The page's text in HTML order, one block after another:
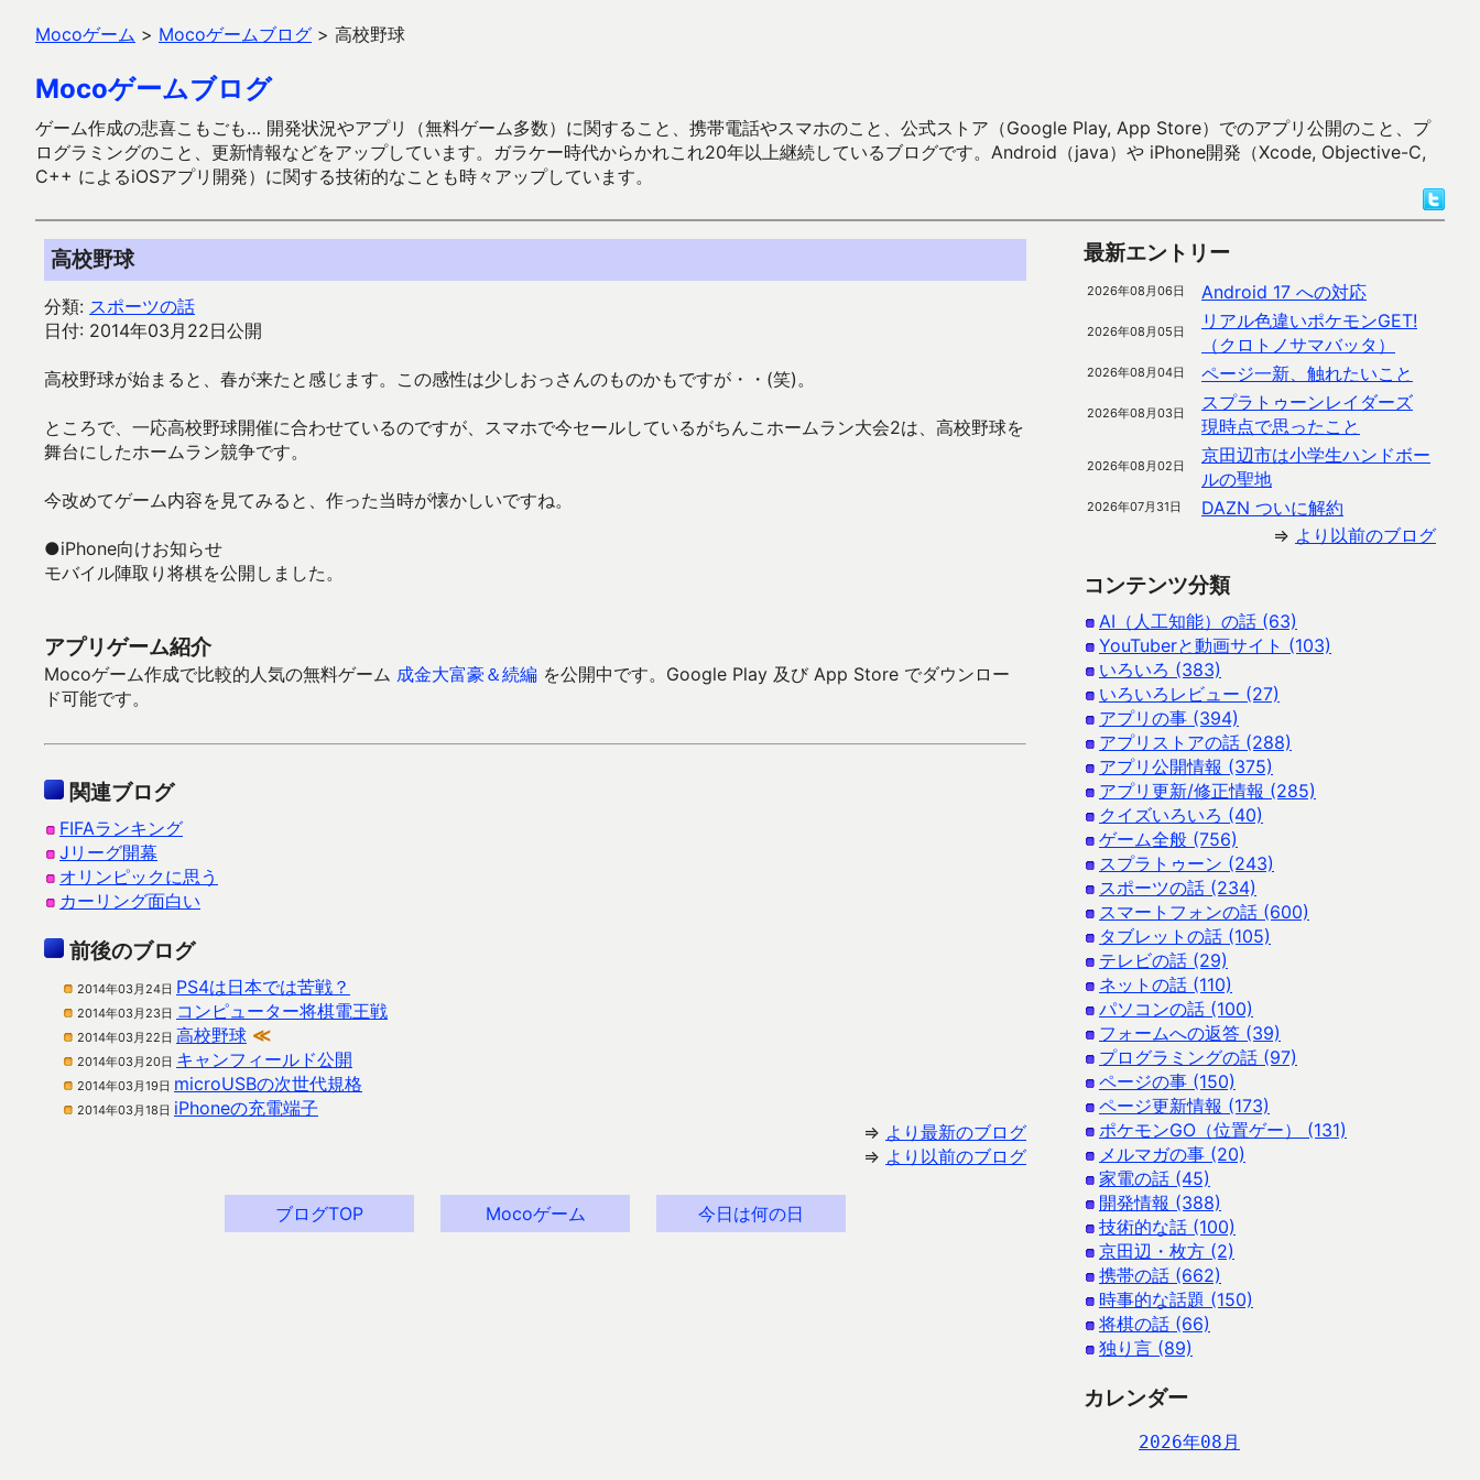
Mocoゲーム > Mocoゲームブログ > 高校野球
Mocoゲームブログ
ゲーム作成の悲喜こもごも… 開発状況やアプリ（無料ゲーム多数）に関すること、携帯電話やスマホのこと、公式ストア（Google Play, App Store）でのアプリ公開のこと、プ
ログラミングのこと、更新情報などをアップしています。ガラケー時代からかれこれ20年以上継続しているブログです。Android（java）や iPhone開発（Xcode, Objective-C,
C++ によるiOSアプリ開発）に関する技術的なことも時々アップしています。
高校野球
分類: スポーツの話
日付: 2014年03月22日公開
高校野球が始まると、春が来たと感じます。この感性は少しおっさんのものかもですが・・(笑)。
ところで、一応高校野球開催に合わせているのですが、スマホで今セールしているがちんこホームラン大会2は、高校野球を
舞台にしたホームラン競争です。
今改めてゲーム内容を見てみると、作った当時が懐かしいですね。
●iPhone向けお知らせ
モバイル陣取り将棋を公開しました。
アプリゲーム紹介
Mocoゲーム作成で比較的人気の無料ゲーム 成金大富豪＆続編 を公開中です。Google Play 及び App Store でダウンロー
ド可能です。
関連ブログ
FIFAランキング
Jリーグ開幕
オリンピックに思う
カーリング面白い
前後のブログ
2014年03月24日 PS4は日本では苦戦？
2014年03月23日 コンピューター将棋電王戦
2014年03月22日 高校野球 ≪
2014年03月20日 キャンフィールド公開
2014年03月19日 microUSBの次世代規格
2014年03月18日 iPhoneの充電端子
⇒ より最新のブログ
⇒ より以前のブログ
ブログTOP Mocoゲーム 今日は何の日
最新エントリー
2026年08月06日 Android 17 への対応
2026年08月05日
リアル色違いポケモンGET!
（クロトノサマバッタ）
2026年08月04日 ページ一新、触れたいこと
2026年08月03日
スプラトゥーンレイダーズ
現時点で思ったこと
2026年08月02日
京田辺市は小学生ハンドボー
ルの聖地
2026年07月31日
DAZN ついに解約
⇒ より以前のブログ
コンテンツ分類
AI（人工知能）の話 (63)
YouTuberと動画サイト (103)
いろいろ (383)
いろいろレビュー (27)
アプリの事 (394)
アプリストアの話 (288)
アプリ公開情報 (375)
アプリ更新/修正情報 (285)
クイズいろいろ (40)
ゲーム全般 (756)
スプラトゥーン (243)
スポーツの話 (234)
スマートフォンの話 (600)
タブレットの話 (105)
テレビの話 (29)
ネットの話 (110)
パソコンの話 (100)
フォームへの返答 (39)
プログラミングの話 (97)
ページの事 (150)
ページ更新情報 (173)
ポケモンGO（位置ゲー） (131)
メルマガの事 (20)
家電の話 (45)
開発情報 (388)
技術的な話 (100)
京田辺・枚方 (2)
携帯の話 (662)
時事的な話題 (150)
将棋の話 (66)
独り言 (89)
カレンダー
2026年08月